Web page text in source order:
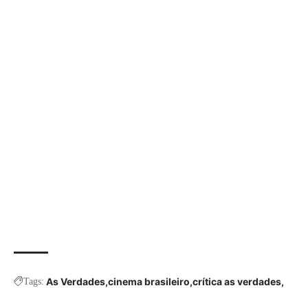
Tags: As Verdades cinema brasileiro crítica as verdades